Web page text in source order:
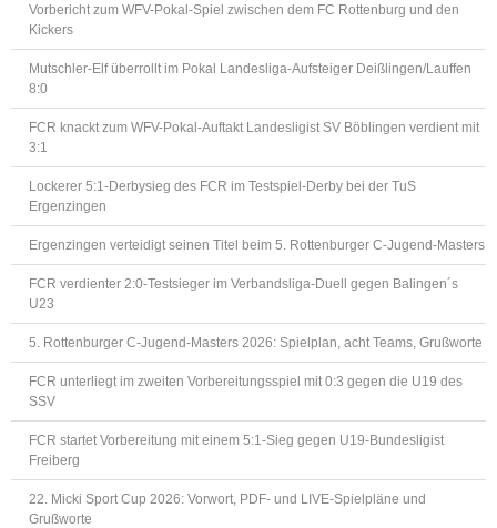
Vorbericht zum WFV-Pokal-Spiel zwischen dem FC Rottenburg und den
Kickers
Mutschler-Elf überrollt im Pokal Landesliga-Aufsteiger Deißlingen/Lauffen
8:0
FCR knackt zum WFV-Pokal-Auftakt Landesligist SV Böblingen verdient mit
3:1
Lockerer 5:1-Derbysieg des FCR im Testspiel-Derby bei der TuS
Ergenzingen
Ergenzingen verteidigt seinen Titel beim 5. Rottenburger C-Jugend-Masters
FCR verdienter 2:0-Testsieger im Verbandsliga-Duell gegen Balingen´s
U23
5. Rottenburger C-Jugend-Masters 2026: Spielplan, acht Teams, Grußworte
FCR unterliegt im zweiten Vorbereitungsspiel mit 0:3 gegen die U19 des
SSV
FCR startet Vorbereitung mit einem 5:1-Sieg gegen U19-Bundesligist
Freiberg
22. Micki Sport Cup 2026: Vorwort, PDF- und LIVE-Spielpläne und
Grußworte